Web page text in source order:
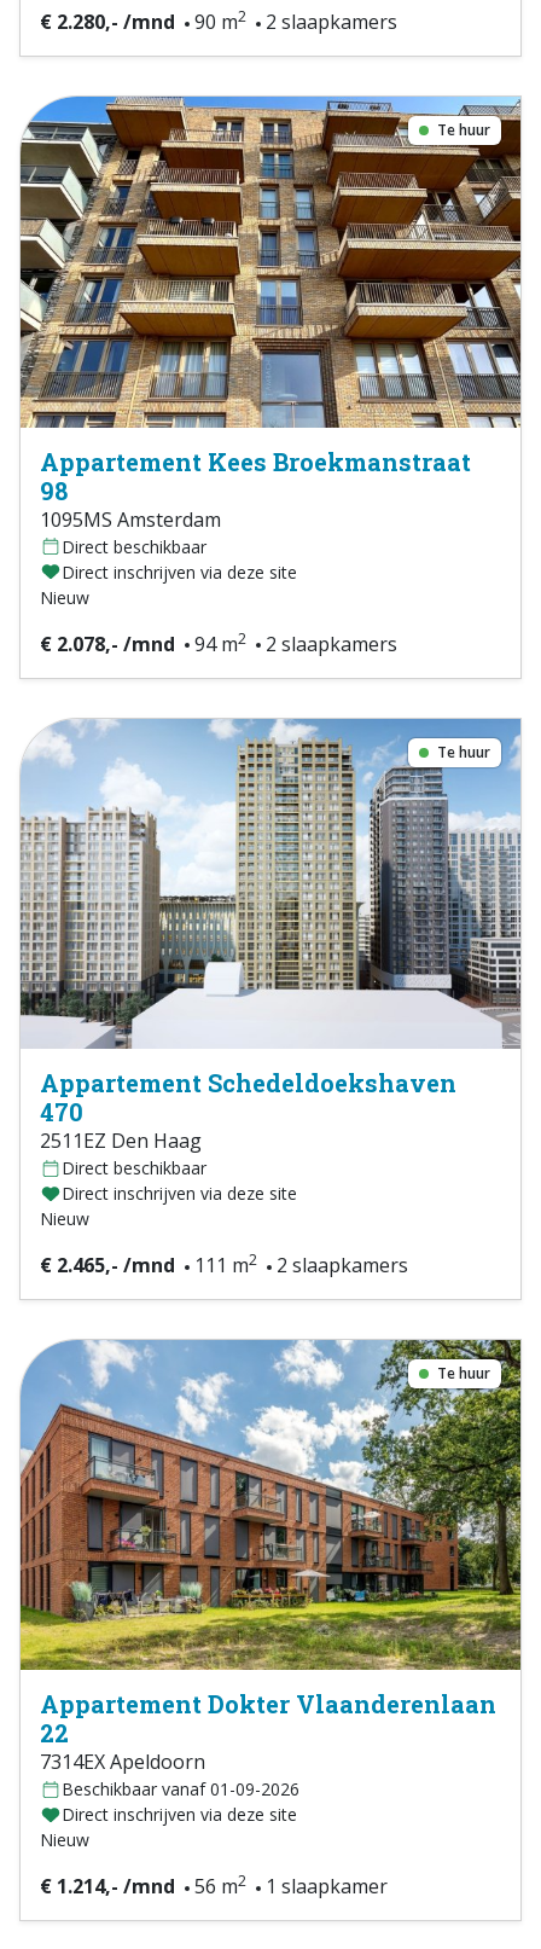
€ 2.280,- /mnd 90 m2 2 slaapkamers
Te huur
Appartement Kees Broekmanstraat
98
1095MS Amsterdam
Direct beschikbaar
Direct inschrijven via deze site
Nieuw
€ 2.078,- /mnd 94 m2 2 slaapkamers
Te huur
Appartement Schedeldoekshaven
470
2511EZ Den Haag
Direct beschikbaar
Direct inschrijven via deze site
Nieuw
€ 2.465,- /mnd 111 m2 2 slaapkamers
Te huur
Appartement Dokter Vlaanderenlaan
22
7314EX Apeldoorn
Beschikbaar vanaf 01-09-2026
Direct inschrijven via deze site
Nieuw
€ 1.214,- /mnd 56 m2 1 slaapkamer